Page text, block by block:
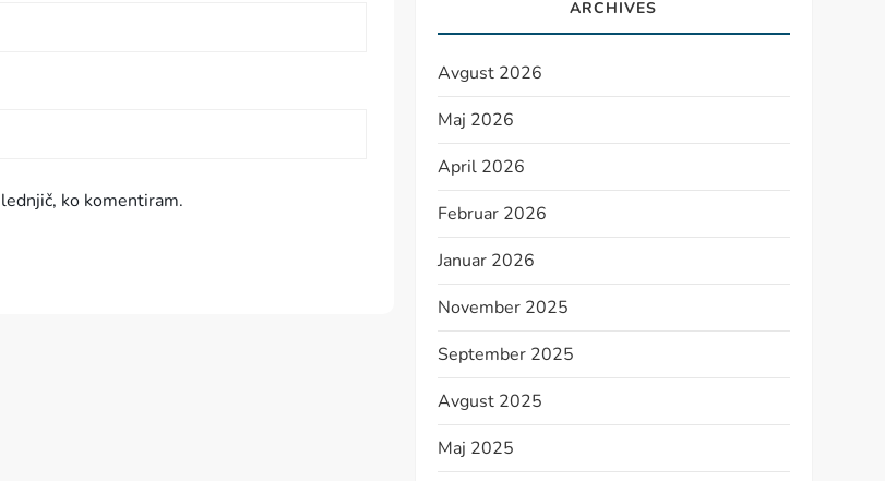
ko komentiram.
ARCHIVES
Avgust 2026
Maj 2026
April 2026
Februar 2026
Januar 2026
November 2025
September 2025
Avgust 2025
Maj 2025